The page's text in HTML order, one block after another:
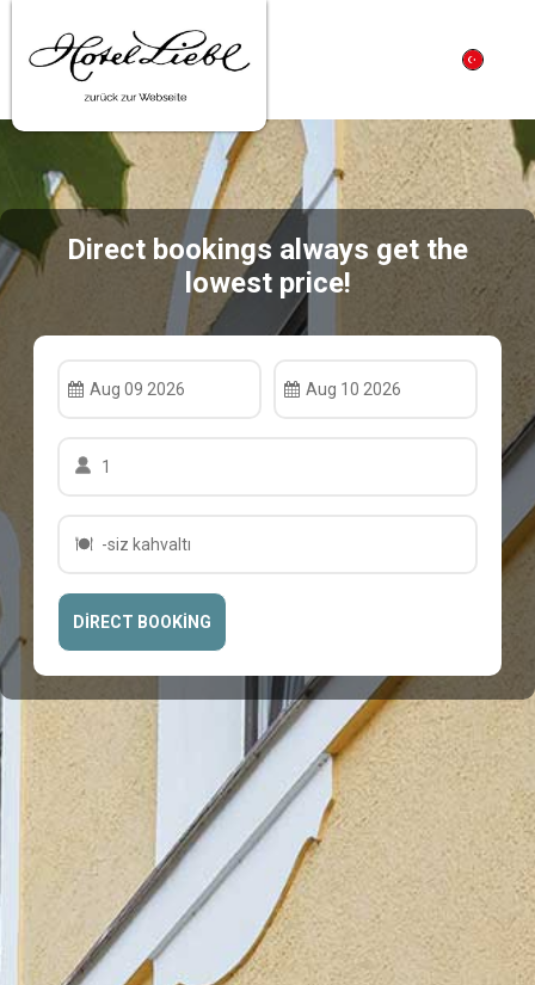
Direct bookings always get the
lowest price!
Aug 09 2026 Aug 10 2026
1
-siz kahvaltı